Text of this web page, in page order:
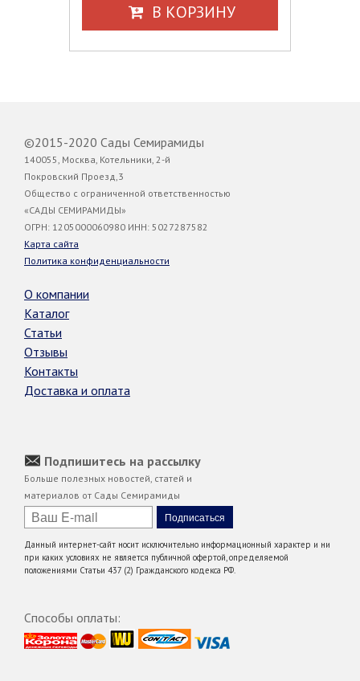
В КОРЗИНУ
©2015-2020 Сады Семирамиды
140055, Москва, Котельники, 2-й
Покровский Проезд,3
Общество с ограниченной ответственностью
«САДЫ СЕМИРАМИДЫ»
ОГРН: 1205000060980 ИНН: 5027287582
Карта сайта
Политика конфиденциальности
О компании
Каталог
Статьи
Отзывы
Контакты
Доставка и оплата
Подпишитесь на рассылку
Больше полезных новостей, статей и
материалов от Сады Семирамиды
Данный интернет-сайт носит исключительно информационный характер и ни
при каких условиях не является публичной офертой, определяемой
положениями Статьи 437 (2) Гражданского кодекса РФ.
Способы оплаты: